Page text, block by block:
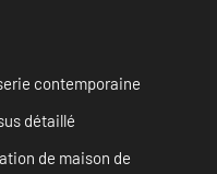
contemporaine
détaillé
de maison de